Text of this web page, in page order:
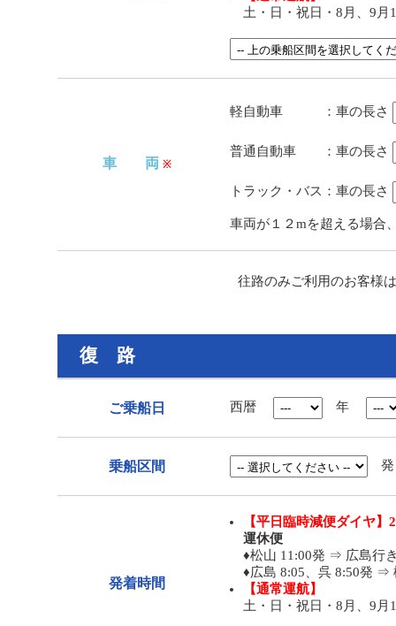
土・日・祝日・8月、9月
車 両 ※
軽自動車 ：車の長さ
普通自動車 ：車の長さ
トラック・バス：車の長さ
車両が１２mを超える場合
往路のみご利用のお客様
復 路
ご乗船日 西暦 年
乗船区間
発着時間
【平日臨時減便ダイヤ
運休便
♦松山 11:00発 ⇒ 広島行
♦広島 8:05、呉 8:50発 ⇒
【通常運航】
土・日・祝日・8月、9月